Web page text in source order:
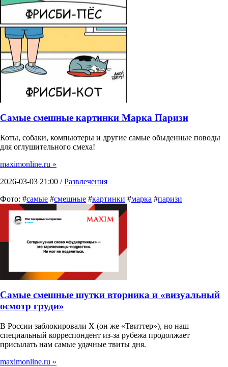
Самые смешные картинки Марка Паризи
Коты, собаки, компьютеры и другие самые обыденные поводы
для оглушительного смеха!
maximonline.ru »
2026-03-03 21:00 /Развлечения
Фото: #самые #смешные #картинки #марка #паризи
Самые смешные шутки вторника и «визуальный
осмотр груди»
В России заблокировали X (он же «Твиттер»), но наш
специальный корреспондент из-за рубежа продолжает
присылать нам самые удачные твиты дня.
maximonline.ru »